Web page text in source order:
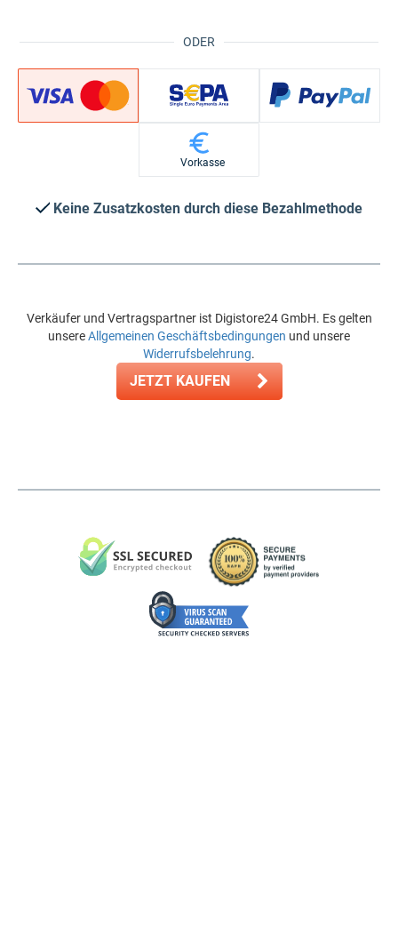
ODER
Vorkasse
Keine Zusatzkosten durch diese Bezahlmethode
Verkäufer und Vertragspartner ist Digistore24 GmbH. Es gelten
unsereAllgemeinen Geschäftsbedingungen und unsere
Widerrufsbelehrung.
JETZT KAUFEN